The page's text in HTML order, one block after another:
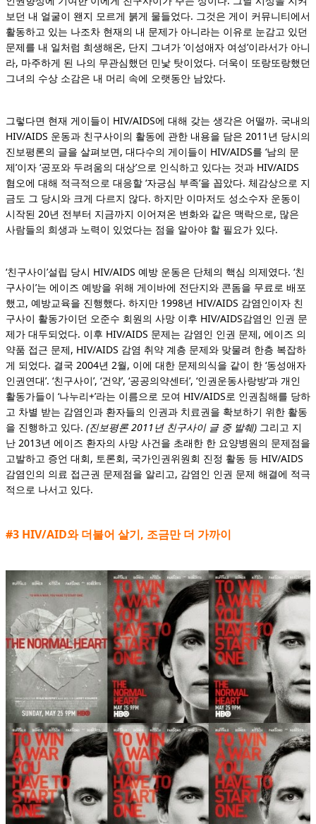
보던 내 얼굴이 왠지 모르게 붉게 물들었다. 그것은 게이 커뮤니티에서
활동하고 있는 나조차 현재의 내 문제가 아니라는 이유로 눈감고 있던
문제를 내 일처럼 희생해온, 단지 그녀가 ‘이성애자 여성’이라서가 아니
라, 마주하게 된 나의 무관심했던 민낯 탓이었다. 더욱이 또랑또랑했던
그녀의 수상 소감은 내 머리 속에 오랫동안 남았다.
그렇다면 현재 게이들이 HIV/AIDS에 대해 갖는 생각은 어떨까. 국내의
HIV/AIDS 운동과 친구사이의 활동에 관한 내용을 담은 2011년 당시의
진보평론의 글을 살펴보면, 대다수의 게이들이 HIV/AIDS를 ‘남의 문
제’이자 ‘공포와 두려움의 대상’으로 인식하고 있다는 것과 HIV/AIDS
혐오에 대해 적극적으로 대응할 ‘자긍심 부족’을 꼽았다. 체감상으로 지
금도 그 당시와 크게 다르지 않다. 하지만 이마저도 성소수자 운동이
시작된 20년 전부터 지금까지 이어져온 변화와 같은 맥락으로, 많은
사람들의 희생과 노력이 있었다는 점을 알아야 할 필요가 있다.
‘친구사이’설립 당시 HIV/AIDS 예방 운동은 단체의 핵심 의제였다. ‘친
구사이’는 에이즈 예방을 위해 게이바에 전단지와 콘돔을 무료로 배포
했고, 예방교육을 진행했다. 하지만 1998년 HIV/AIDS 감염인이자 친
구사이 활동가이던 오준수 회원의 사망 이후 HIV/AIDS감염인 인권 문
제가 대두되었다. 이후 HIV/AIDS 문제는 감염인 인권 문제, 에이즈 의
약품 접근 문제, HIV/AIDS 감염 취약 계층 문제와 맞물려 한층 복잡하
게 되었다. 결국 2004년 2월, 이에 대한 문제의식을 같이 한 ‘동성애자
인권연대’. ‘친구사이’, ‘건약’, ‘공공의약센터’, ‘인권운동사랑방’과 개인
활동가들이 ‘나누리+’라는 이름으로 모여 HIV/AIDS로 인권침해를 당하
고 차별 받는 감염인과 환자들의 인권과 치료권을 확보하기 위한 활동
을 진행하고 있다. (진보평론 2011년 친구사이 글 중 발췌) 그리고 지
난 2013년 에이즈 환자의 사망 사건을 초래한 한 요양병원의 문제점을
고발하고 증언 대회, 토론회, 국가인권위원회 진정 활동 등 HIV/AIDS
감염인의 의료 접근권 문제점을 알리고, 감염인 인권 문제 해결에 적극
적으로 나서고 있다.
#3 HIV/AID와 더불어 살기, 조금만 더 가까이